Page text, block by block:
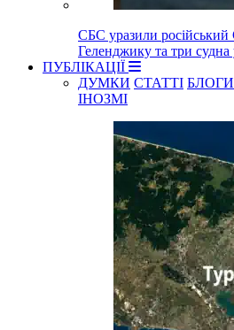
СБС уразили
Геленджику та три
ПУБЛІКАЦІЇ
ДУМКИ СТАТТІ БЛОГИ
ІНОЗМІ